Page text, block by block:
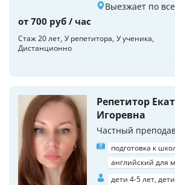
Выезжает по
от 700 руб / час
Стаж 20 лет У репетитора У ученика
Дистанционно
Репетитор
Игоревна
Частный
подготовка к
английский для
дети 4-5 лет,